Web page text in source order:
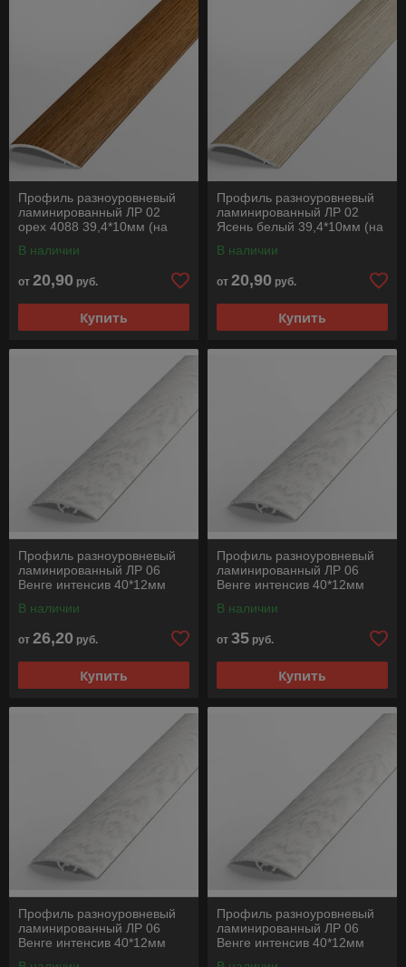
Профиль разноуровневый
ламинированный ЛР 02
орех 4088 39,4*10мм (на
1350мм
В наличии
от 20,90 руб.
Купить
Профиль разноуровневый
ламинированный ЛР 02
Ясень белый 39,4*10мм (на
1350мм
В наличии
от 20,90 руб.
Купить
Профиль разноуровневый
ламинированный ЛР 06
Венге интенсив 40*12мм
В наличии
от 26,20 руб.
Купить
Профиль разноуровневый
ламинированный ЛР 06
Венге интенсив 40*12мм
В наличии
от 35 руб.
Купить
Профиль разноуровневый
ламинированный ЛР 06
Венге интенсив 40*12мм
Профиль разноуровневый
ламинированный ЛР 06
Венге интенсив 40*12мм